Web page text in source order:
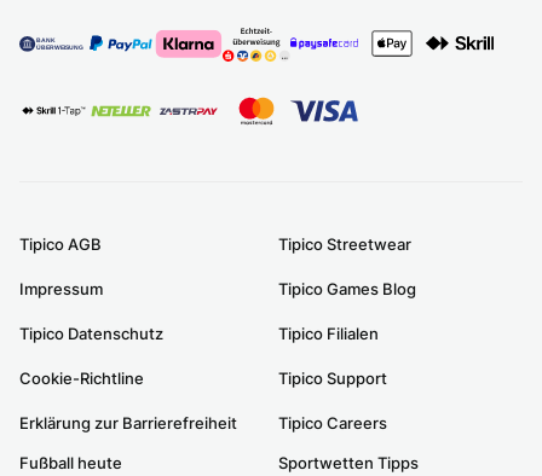
Tipico AGB
Impressum
Tipico Datenschutz
Cookie-Richtline
Erklärung zur Barrierefreiheit
Tipico Streetwear
Tipico Games Blog
Tipico Filialen
Tipico Support
Tipico Careers
Fußball heute
Sportwetten Tipps